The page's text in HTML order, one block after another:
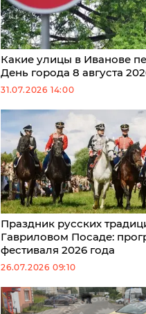
Какие улицы в Иванове
День города 8 августа
31.07.2026 14:00
Праздник русских
Гавриловом Посаде:
фестиваля 2026 года
26.07.2026 09:10